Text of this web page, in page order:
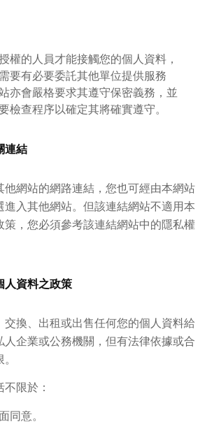
權的人員才能接觸您的個人資料，
要有必要委託其他單位提供服務
亦會嚴格要求其遵守保密義務，並
檢查程序以確定其將確實遵守。
連結
他網站的網路連結，您也可經由本網站
進入其他網站。但該連結網站不適用本
，您必須參考該連結網站中的隱私權
人資料之政策
換、出租或出售任何您的個人資料給
企業或公務機關，但有法律依據或合
限於：
同意。